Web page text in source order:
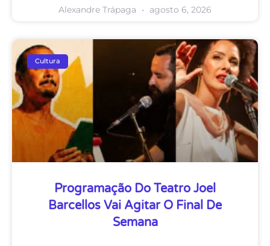
Alexandre Trápaga agosto 6, 2026
Cultura
Programação Do Teatro Joel
Barcellos Vai Agitar O Final De
Semana